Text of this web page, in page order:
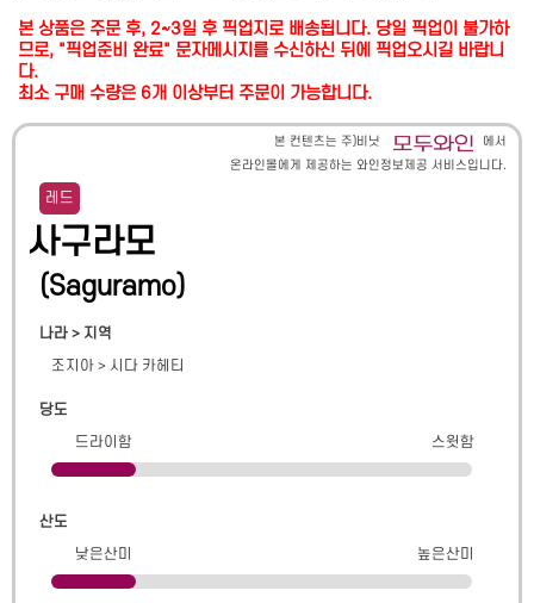
본 상품은 주문 후, 2~3일 후 픽업지로 배송됩니다. 당일 픽업이 불가하
므로, "픽업준비 완료" 문자메시지를 수신하신 뒤에 픽업오시길 바랍니
다.
최소 구매 수량은 6개 이상부터 주문이 가능합니다.
본 컨텐츠는 주)비닛
에서
온라인몰에게 제공하는 와인정보제공 서비스입니다.
레드
사구라모
(Saguramo)
나라 > 지역
조지아 > 시다 카헤티
당도
드라이함
스윗함
산도
낮은산미
높은산미